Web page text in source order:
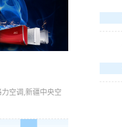
空调,新疆中央空